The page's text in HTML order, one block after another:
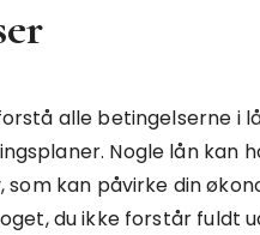
alle betingelserne i
Nogle lån kan
kan påvirke din
du ikke forstår fuldt